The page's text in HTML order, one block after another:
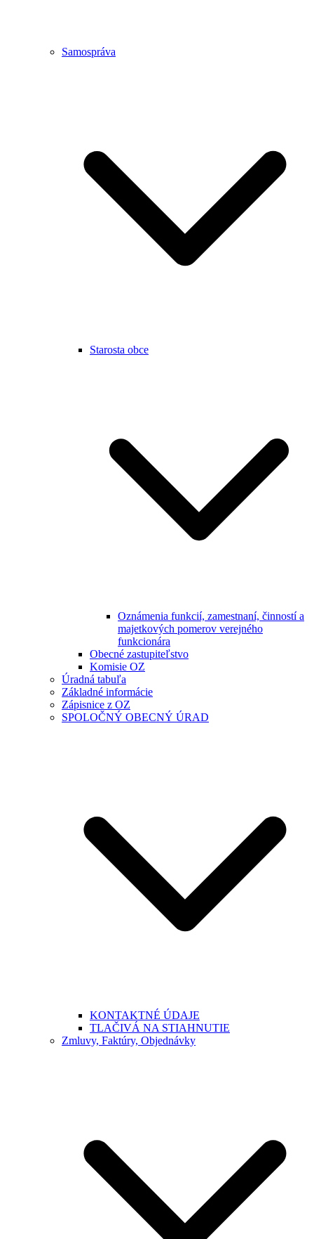
Samospráva
Starosta obce
Oznámenia funkcií, zamestnaní, činností a
majetkových pomerov verejného
funkcionára
Obecné zastupiteľstvo
Komisie OZ
Úradná tabuľa
Základné informácie
Zápisnice z OZ
SPOLOČNÝ OBECNÝ ÚRAD
KONTAKTNÉ ÚDAJE
TLAČIVÁ NA STIAHNUTIE
Zmluvy, Faktúry, Objednávky